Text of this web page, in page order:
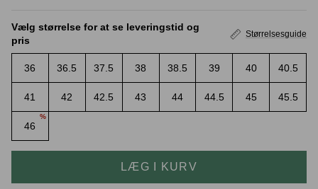
Andre brands
Crease protectors
Vælg størrelse for at se leveringstid og
pris
Størrelsesguide
36 36.5 37.5 38 38.5 39 40 40.5
41 42 42.5 43 44 44.5 45 45.5
46
%
LÆG I KURV